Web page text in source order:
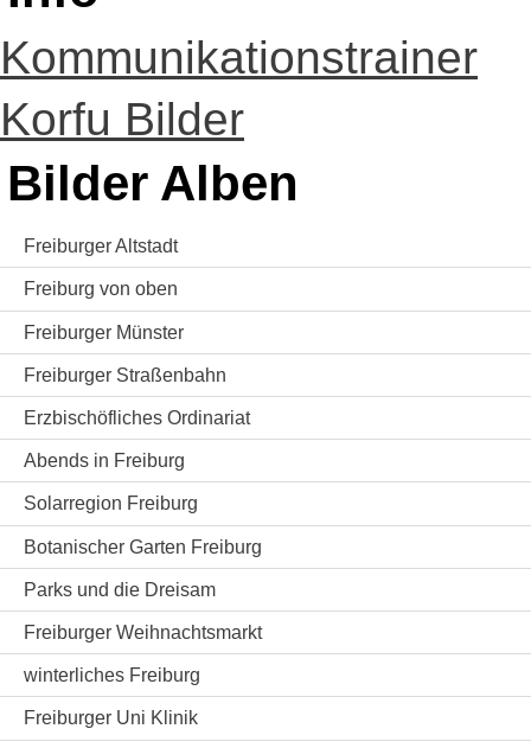
Kommunikationstrainer
Korfu Bilder
Bilder Alben
Freiburger Altstadt
Freiburg von oben
Freiburger Münster
Freiburger Straßenbahn
Erzbischöfliches Ordinariat
Abends in Freiburg
Solarregion Freiburg
Botanischer Garten Freiburg
Parks und die Dreisam
Freiburger Weihnachtsmarkt
winterliches Freiburg
Freiburger Uni Klinik